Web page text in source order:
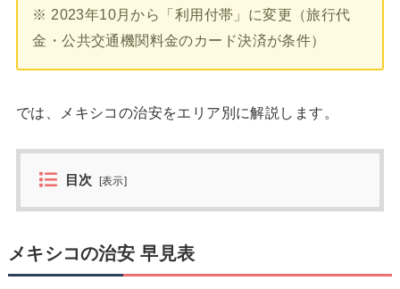
※ 2023年10月から「利用付帯」に変更（旅行代
金・公共交通機関料金のカード決済が条件）
では、メキシコの治安をエリア別に解説します。
目次 [表示]
メキシコの治安 早見表